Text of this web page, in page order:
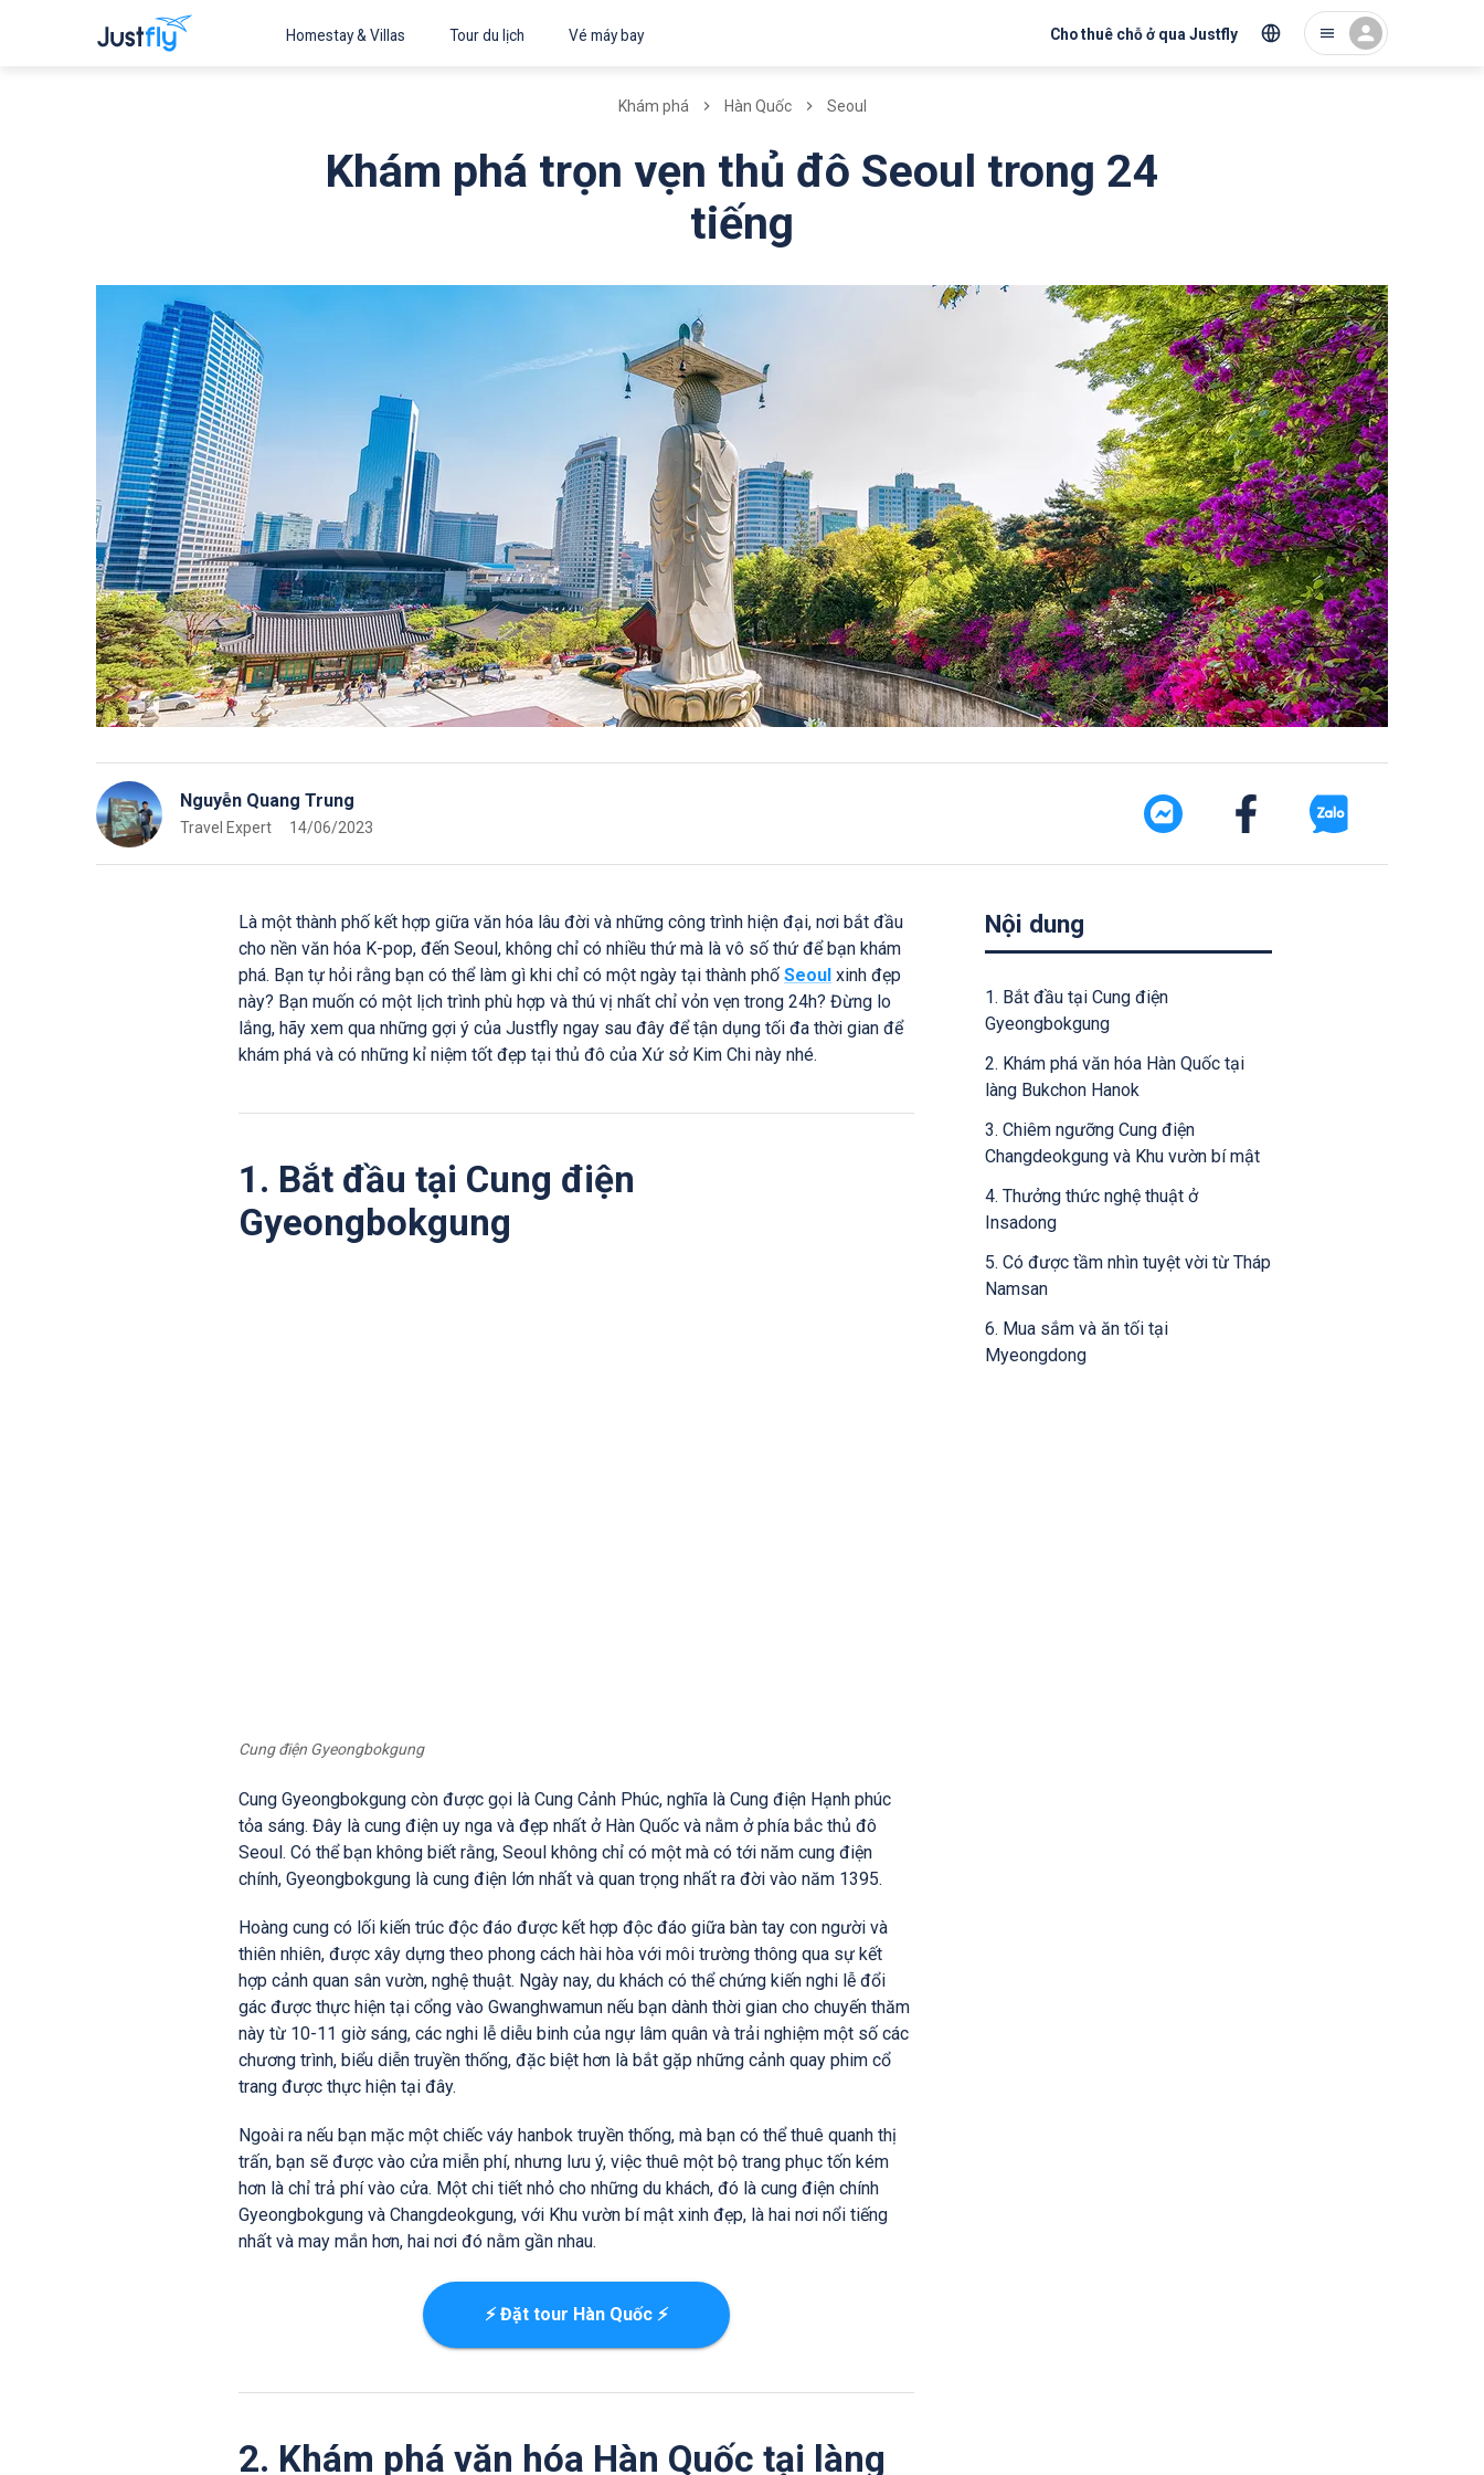
Homestay & Villas Tour du lịch Vé máy bay Cho thuê chỗ ở qua Justfly
Khám phá Hàn Quốc Seoul
Khám phá trọn vẹn thủ đô Seoul trong 24
tiếng
Nguyễn Quang Trung
Travel Expert 14/06/2023
Là một thành phố kết hợp giữa văn hóa lâu đời và những công trình hiện đại, nơi bắt đầu
cho nền văn hóa K-pop, đến Seoul, không chỉ có nhiều thứ mà là vô số thứ để bạn khám
phá. Bạn tự hỏi rằng bạn có thể làm gì khi chỉ có một ngày tại thành phố Seoul xinh đẹp
này? Bạn muốn có một lịch trình phù hợp và thú vị nhất chỉ vỏn vẹn trong 24h? Đừng lo
lắng, hãy xem qua những gợi ý của Justfly ngay sau đây để tận dụng tối đa thời gian để
khám phá và có những kỉ niệm tốt đẹp tại thủ đô của Xứ sở Kim Chi này nhé.
1. Bắt đầu tại Cung điện
Gyeongbokgung
Cung điện Gyeongbokgung
Cung Gyeongbokgung còn được gọi là Cung Cảnh Phúc, nghĩa là Cung điện Hạnh phúc
tỏa sáng. Đây là cung điện uy nga và đẹp nhất ở Hàn Quốc và nằm ở phía bắc thủ đô
Seoul. Có thể bạn không biết rằng, Seoul không chỉ có một mà có tới năm cung điện
chính, Gyeongbokgung là cung điện lớn nhất và quan trọng nhất ra đời vào năm 1395.
Hoàng cung có lối kiến trúc độc đáo được kết hợp độc đáo giữa bàn tay con người và
thiên nhiên, được xây dựng theo phong cách hài hòa với môi trường thông qua sự kết
hợp cảnh quan sân vườn, nghệ thuật. Ngày nay, du khách có thể chứng kiến nghi lễ đổi
gác được thực hiện tại cổng vào Gwanghwamun nếu bạn dành thời gian cho chuyến thăm
này từ 10-11 giờ sáng, các nghi lễ diễu binh của ngự lâm quân và trải nghiệm một số các
chương trình, biểu diễn truyền thống, đặc biệt hơn là bắt gặp những cảnh quay phim cổ
trang được thực hiện tại đây.
Ngoài ra nếu bạn mặc một chiếc váy hanbok truyền thống, mà bạn có thể thuê quanh thị
trấn, bạn sẽ được vào cửa miễn phí, nhưng lưu ý, việc thuê một bộ trang phục tốn kém
hơn là chỉ trả phí vào cửa. Một chi tiết nhỏ cho những du khách, đó là cung điện chính
Gyeongbokgung và Changdeokgung, với Khu vườn bí mật xinh đẹp, là hai nơi nổi tiếng
nhất và may mắn hơn, hai nơi đó nằm gần nhau.
⚡ Đặt tour Hàn Quốc ⚡
2. Khám phá văn hóa Hàn Quốc tại làng
Nội dung
1. Bắt đầu tại Cung điện
Gyeongbokgung
2. Khám phá văn hóa Hàn Quốc tại
làng Bukchon Hanok
3. Chiêm ngưỡng Cung điện
Changdeokgung và Khu vườn bí mật
4. Thưởng thức nghệ thuật ở
Insadong
5. Có được tầm nhìn tuyệt vời từ Tháp
Namsan
6. Mua sắm và ăn tối tại
Myeongdong